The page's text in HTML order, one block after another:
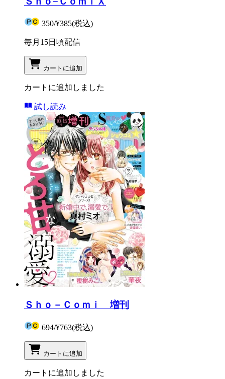
350/¥385(税込)
毎月15日頃配信
カートに追加
カートに追加しました
試し読み
Ｓｈｏ－Ｃｏｍｉ 増刊
694/¥763(税込)
カートに追加
カートに追加しました